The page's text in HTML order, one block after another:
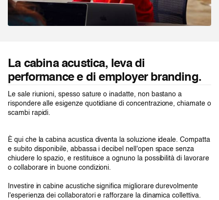
La cabina acustica, leva di
performance e di employer branding.
Le sale riunioni, spesso sature o inadatte, non bastano a
rispondere alle esigenze quotidiane di concentrazione, chiamate o
scambi rapidi.
È qui che la cabina acustica diventa la soluzione ideale. Compatta
e subito disponibile, abbassa i decibel nell'open space senza
chiudere lo spazio, e restituisce a ognuno la possibilità di lavorare
o collaborare in buone condizioni.
Investire in cabine acustiche significa migliorare durevolmente
l'esperienza dei collaboratori e rafforzare la dinamica collettiva.